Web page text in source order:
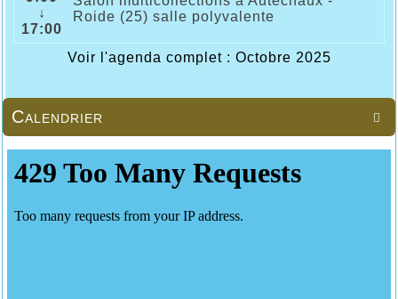

Calendrier
↓
17:00
Roide (25) salle polyvalente
Voir l'agenda complet : Octobre 2025